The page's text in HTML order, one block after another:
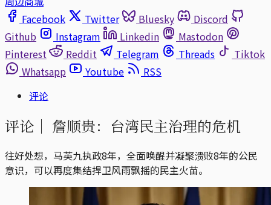
Facebook
Twitter Bluesky
Discord
Github
Instagram Linkedin
Mastodon
Pinterest
Reddit Telegram Threads
Tiktok
Whatsapp
Youtube
RSS
评论
评论｜ 詹顺贵：台湾民主治理的危机
往好处想，马英九执政8年，全面唤醒并凝聚溃败8年的公民
意识，可以再度集结捍卫风雨飘摇的民主火苗。